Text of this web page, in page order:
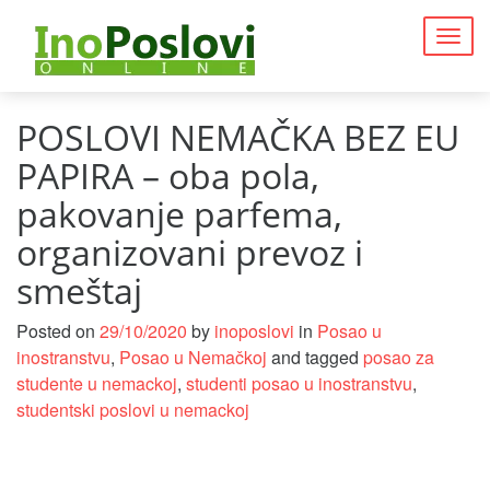
POSLOVI NEMAČKA BEZ EU
PAPIRA – oba pola,
pakovanje parfema,
organizovani prevoz i
smeštaj
Posted on 29/10/2020 by inoposlovi in Posao u
inostranstvu, Posao u Nemačkoj and tagged posao za
studente u nemackoj, studenti posao u inostranstvu,
studentski poslovi u nemackoj